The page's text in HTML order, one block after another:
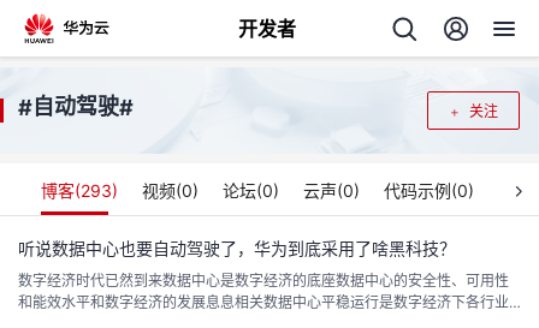
开发者
返
回
个
关注
#自动驾驶#
博客(293) 视频(0) 论坛(0) 云声(0) 代码示例(0)
听说数据中心也要自动驾驶了，华为到底采用了啥黑科技？
数字经济时代已然到来数据中心是数字经济的底座数据中心的安全性、可用性
和能效水平和数字经济的发展息息相关数据中心平稳运行是数字经济下各行业